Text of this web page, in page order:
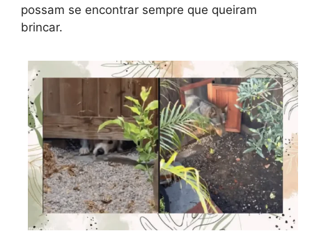
possam se encontrar sempre que queiram
brincar.